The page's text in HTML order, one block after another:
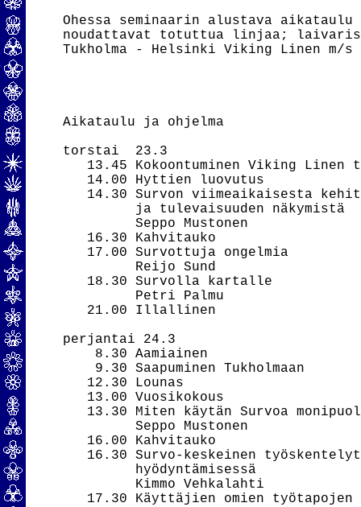
Ohessa seminaarin alustava
noudattavat totuttua linjaa;
Tukholma - Helsinki Viking Linen m/
Aikataulu ja ohjelma
torstai  23.3
13.45 Kokoontuminen Viking Linen
   14.00 Hyttien luovutus
14.30 Survon viimeaikaisesta
         ja tulevaisuuden näkymistä
         Seppo Mustonen
   16.30 Kahvitauko
   17.00 Survottuja ongelmia
         Reijo Sund
   18.30 Survolla kartalle
         Petri Palmu
   21.00 Illallinen
perjantai 24.3
    8.30 Aamiainen
    9.30 Saapuminen Tukholmaan
   12.30 Lounas
   13.00 Vuosikokous
13.30 Miten käytän Survoa
         Seppo Mustonen
   16.00 Kahvitauko
16.30 Survo-keskeinen
         hyödyntämisessä
         Kimmo Vehkalahti
17.30 Käyttäjien omien työtapojen